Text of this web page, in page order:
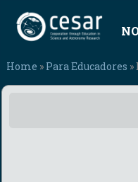
Home » Para Educadores